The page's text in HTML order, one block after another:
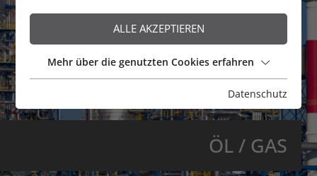
ÖL / GAS
ALLE AKZEPTIEREN
Mehr über die genutzten Cookies erfahren
Datenschutz